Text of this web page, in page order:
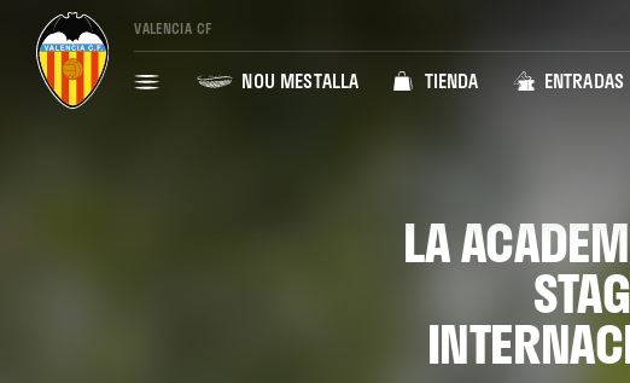
VALENCIA CF
NOU MESTALLA TIENDA ENTRADAS
LA